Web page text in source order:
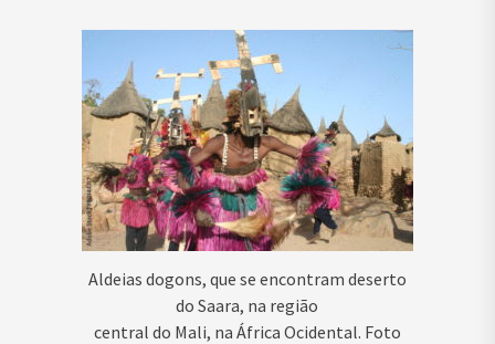
Aldeias dogons, que se encontram deserto
do Saara, na região
central do Mali, na África Ocidental. Foto